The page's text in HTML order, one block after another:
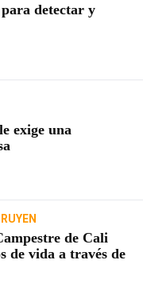
detectar y
exige una
de Cali
de vida a través de